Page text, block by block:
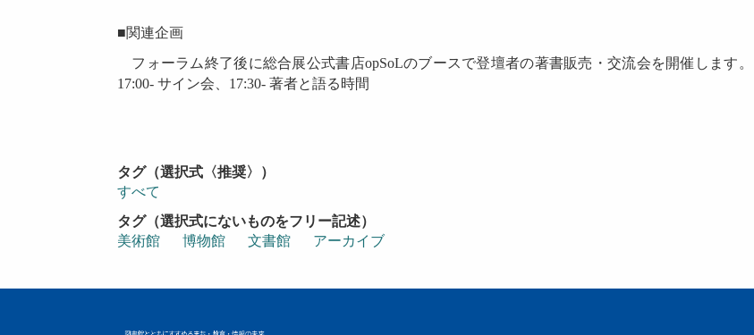
■関連企画
フォーラム終了後に総合展公式書店opSoLのブースで登壇者の著書販売・交流会を開催します。
17:00- サイン会、17:30- 著者と語る時間
タグ（選択式〈推奨〉）
すべて
タグ（選択式にないものをフリー記述）
美術館
博物館 文書館 アーカイブ